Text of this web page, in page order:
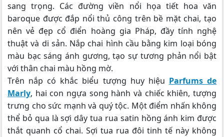
sang trọng. Các đường viền nổi họa tiết hoa văn
baroque được đắp nổi thủ công trên bề mặt chai, tạo
nên vẻ đẹp cổ điển hoàng gia Pháp, đầy tính nghệ
thuật và di sản. Nắp chai hình cầu bằng kim loại bóng
màu bạc sáng ánh gương, tạo sự tương phản nổi bật
với thân chai màu hồng mờ.
Trên nắp có khắc biểu tượng huy hiệu Parfums de
Marly, hai con ngựa song hành và chiếc khiên, tượng
trưng cho sức mạnh và quý tộc. Một điểm nhấn không
thể bỏ qua là sợi dây tua rua satin hồng ánh kim được
thắt quanh cổ chai. Sợi tua rua đôi tinh tế này không